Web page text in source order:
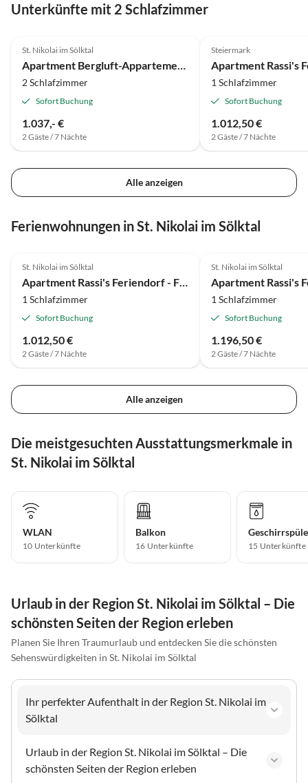
Unterkünfte mit 2 Schlafzimmer
St. Nikolai im Sölktal
2 Schlafzimmer
Sofort Buchung
1.037,- €
2 Gäste / 7 Nächte
Steiermark
1 Schlafzimmer
Sofort Buchung
1.012,50 €
2 Gäste / 7 Nächte
Alle anzeigen
Ferienwohnungen in St. Nikolai im Sölktal
St. Nikolai im Sölktal
Apartment Rassi's Feriendorf - Fischerhütte
1 Schlafzimmer
Sofort Buchung
1.012,50 €
2 Gäste / 7 Nächte
St. Nikolai im Sölktal
1 Schlafzimmer
Sofort Buchung
1.196,50 €
2 Gäste / 7 Nächte
Alle anzeigen
Die meistgesuchten Ausstattungsmerkmale in
St. Nikolai im Sölktal
WLAN
10 Unterkünfte
Balkon
16 Unterkünfte 15 Unterkünfte
Urlaub in der Region St. Nikolai im Sölktal – Die
schönsten Seiten der Region erleben
Planen Sie Ihren Traumurlaub und entdecken Sie die schönsten
Sehenswürdigkeiten in St. Nikolai im Sölktal
Ihr perfekter Aufenthalt in der Region St. Nikolai im
Sölktal
Urlaub in der Region St. Nikolai im Sölktal – Die
schönsten Seiten der Region erleben